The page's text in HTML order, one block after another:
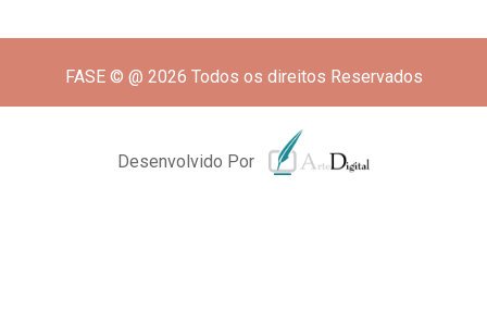
FASE © @ 2026 Todos os direitos Reservados
Desenvolvido Por